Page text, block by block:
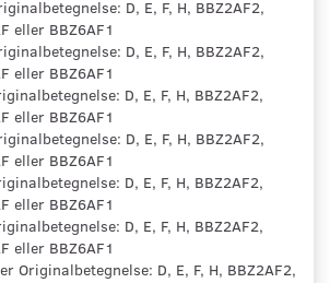
D, E, F, H, BBZ2AF2,
eller BBZ6AF1
D, E, F, H, BBZ2AF2,
eller BBZ6AF1
D, E, F, H, BBZ2AF2,
eller BBZ6AF1
D, E, F, H, BBZ2AF2,
eller BBZ6AF1
D, E, F, H, BBZ2AF2,
eller BBZ6AF1
D, E, F, H, BBZ2AF2,
eller BBZ6AF1
Originalbetegnelse: D, E, F, H, BBZ2AF2,